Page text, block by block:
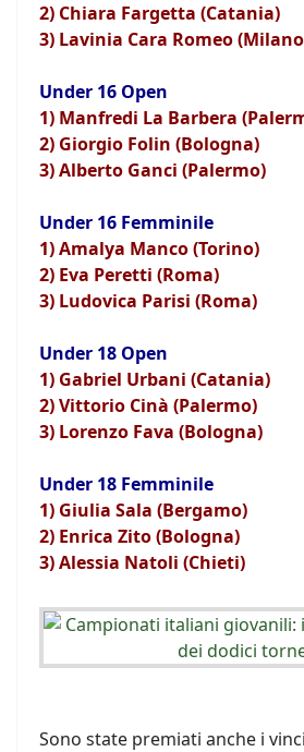
2) Chiara Fargetta (Catania)
3) Lavinia Cara Romeo
Under 16 Open
1) Manfredi La Barbera
2) Giorgio Folin (Bologna)
3) Alberto Ganci (Palermo)
Under 16 Femminile
1) Amalya Manco (Torino)
2) Eva Peretti (Roma)
3) Ludovica Parisi (Roma)
Under 18 Open
1) Gabriel Urbani (Catania)
2) Vittorio Cinà (Palermo)
3) Lorenzo Fava (Bologna)
Under 18 Femminile
1) Giulia Sala (Bergamo)
2) Enrica Zito (Bologna)
3) Alessia Natoli (Chieti)
Sono state premiati anche i